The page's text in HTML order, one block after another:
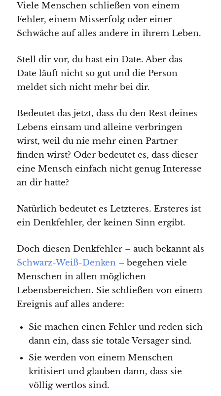
Viele Menschen schließen von einem
Fehler, einem Misserfolg oder einer
Schwäche auf alles andere in ihrem Leben.
Stell dir vor, du hast ein Date. Aber das
Date läuft nicht so gut und die Person
meldet sich nicht mehr bei dir.
Bedeutet das jetzt, dass du den Rest deines
Lebens einsam und alleine verbringen
wirst, weil du nie mehr einen Partner
finden wirst? Oder bedeutet es, dass dieser
eine Mensch einfach nicht genug Interesse
an dir hatte?
Natürlich bedeutet es Letzteres. Ersteres ist
ein Denkfehler, der keinen Sinn ergibt.
Doch diesen Denkfehler – auch bekannt als
Schwarz-Weiß-Denken– begehen viele
Menschen in allen möglichen
Lebensbereichen. Sie schließen von einem
Ereignis auf alles andere:
Sie machen einen Fehler und reden sich
dann ein, dass sie totale Versager sind.
Sie werden von einem Menschen
kritisiert und glauben dann, dass sie
völlig wertlos sind.